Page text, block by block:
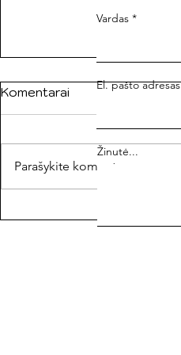
Komentarai
Parašykite komentarą...
Vardas
El. pašto adresas
Žinutė...